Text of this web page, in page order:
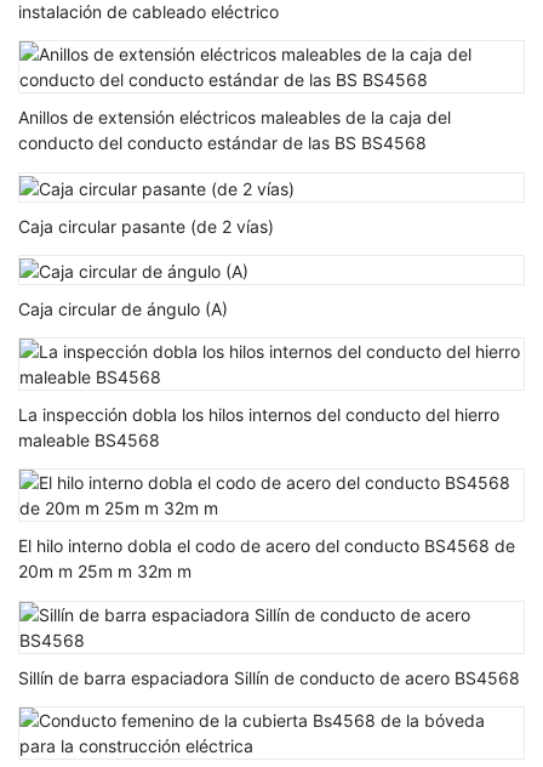
instalación de cableado eléctrico
Anillos de extensión eléctricos maleables de la caja del
conducto del conducto estándar de las BS BS4568
Caja circular pasante (de 2 vías)
Caja circular de ángulo (A)
La inspección dobla los hilos internos del conducto del hierro
maleable BS4568
El hilo interno dobla el codo de acero del conducto BS4568 de
20m m 25m m 32m m
Sillín de barra espaciadora Sillín de conducto de acero BS4568